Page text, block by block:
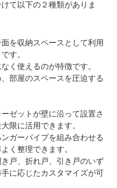
て以下の２種類がありま
を収納スペースとして利用
す。
く使えるのが特徴です。
部屋のスペースを圧迫する
ゼットが壁に沿って設置さ
限に活用できます。
ガーパイプを組み合わせる
く整理できます。
戸、折れ戸、引き戸のいず
に応じたカスタマイズが可